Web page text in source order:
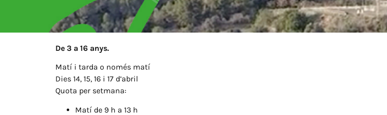
De 3 a 16 anys.
Matí i tarda o només matí
Dies 14, 15, 16 i 17 d’abril
Quota per setmana:
Matí de 9 h a 13 h